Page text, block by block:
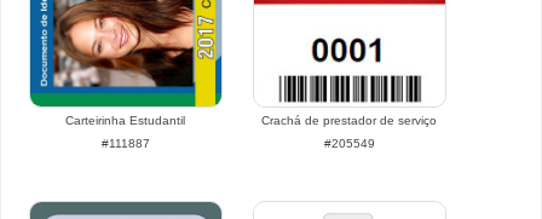
Carteirinha Estudantil
#111887
Crachá de prestador de serviço
#205549